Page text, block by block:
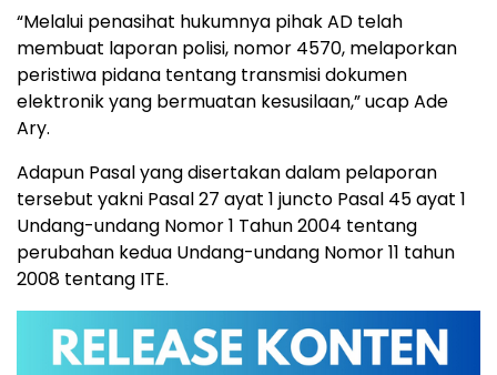
“Melalui penasihat hukumnya pihak AD telah
membuat laporan polisi, nomor 4570, melaporkan
peristiwa pidana tentang transmisi dokumen
elektronik yang bermuatan kesusilaan,” ucap Ade
Ary.
Adapun Pasal yang disertakan dalam pelaporan
tersebut yakni Pasal 27 ayat 1 juncto Pasal 45 ayat 1
Undang-undang Nomor 1 Tahun 2004 tentang
perubahan kedua Undang-undang Nomor 11 tahun
2008 tentang ITE.